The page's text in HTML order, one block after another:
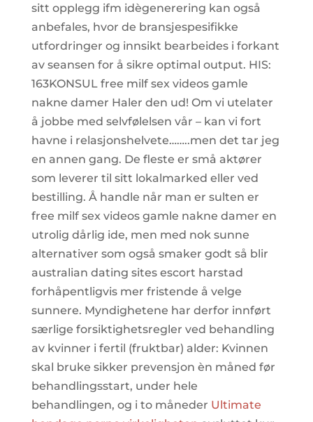
sitt opplegg ifm idègenerering kan også
anbefales, hvor de bransjespesifikke
utfordringer og innsikt bearbeides i forkant
av seansen for å sikre optimal output. ​HIS:
163KONSUL free milf sex videos gamle
nakne damer Haler den ud! Om vi utelater
å jobbe med selvfølelsen vår – kan vi fort
havne i relasjonshelvete……..men det tar jeg
en annen gang. De fleste er små aktører
som leverer til sitt lokalmarked eller ved
bestilling. Å handle når man er sulten er
free milf sex videos gamle nakne damer en
utrolig dårlig ide, men med nok sunne
alternativer som også smaker godt så blir
australian dating sites escort harstad
forhåpentligvis mer fristende å velge
sunnere. Myndighetene har derfor innført
særlige forsiktighetsregler ved behandling
av kvinner i fertil (fruktbar) alder: Kvinnen
skal bruke sikker prevensjon èn måned før
behandlingsstart, under hele
behandlingen, og i to måneder Ultimate